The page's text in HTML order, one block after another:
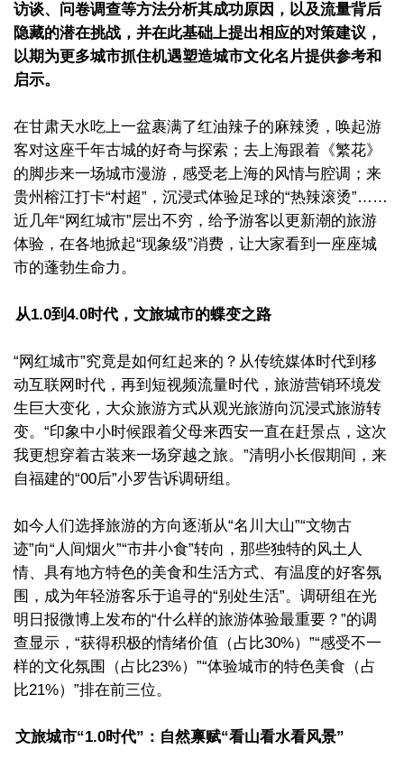
访谈、问卷调查等方法分析其成功原因，以及流量背后
隐藏的潜在挑战，并在此基础上提出相应的对策建议，
以期为更多城市抓住机遇塑造城市文化名片提供参考和
启示。
在甘肃天水吃上一盆裹满了红油辣子的麻辣烫，唤起游
客对这座千年古城的好奇与探索；去上海跟着《繁花》
的脚步来一场城市漫游，感受老上海的风情与腔调；来
贵州榕江打卡“村超”，沉浸式体验足球的“热辣滚烫”……
近几年“网红城市”层出不穷，给予游客以更新潮的旅游
体验，在各地掀起“现象级”消费，让大家看到一座座城
市的蓬勃生命力。
从1.0到4.0时代，文旅城市的蝶变之路
“网红城市”究竟是如何红起来的？从传统媒体时代到移
动互联网时代，再到短视频流量时代，旅游营销环境发
生巨大变化，大众旅游方式从观光旅游向沉浸式旅游转
变。“印象中小时候跟着父母来西安一直在赶景点，这次
我更想穿着古装来一场穿越之旅。”清明小长假期间，来
自福建的“00后”小罗告诉调研组。
如今人们选择旅游的方向逐渐从“名川大山”“文物古
迹”向“人间烟火”“市井小食”转向，那些独特的风土人
情、具有地方特色的美食和生活方式、有温度的好客氛
围，成为年轻游客乐于追寻的“别处生活”。调研组在光
明日报微博上发布的“什么样的旅游体验最重要？”的调
查显示，“获得积极的情绪价值（占比30%）”“感受不一
样的文化氛围（占比23%）”“体验城市的特色美食（占
比21%）”排在前三位。
文旅城市“1.0时代”：自然禀赋“看山看水看风景”